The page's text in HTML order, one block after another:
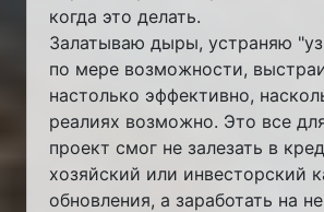
когда это делать.
Залатываю дыры, устраняю
по мере возможности,
настолько эффективно,
реалиях возможно. Это все
проект смог не залезать в
хозяйский или инвесторский
обновления, а заработать на